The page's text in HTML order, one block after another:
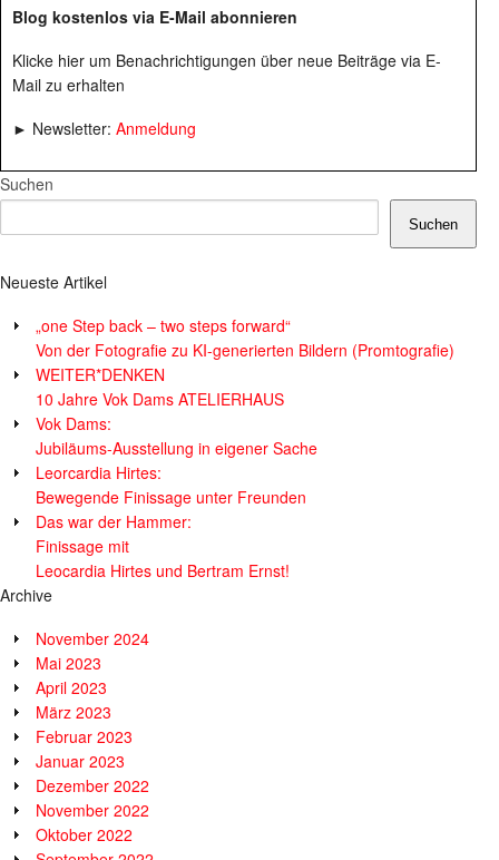
Blog kostenlos via E-Mail abonnieren
Klicke hier um Benachrichtigungen über neue Beiträge via E-
Mail zu erhalten
► Newsletter: Anmeldung
Suchen
Suchen
Neueste Artikel
„one Step back – two steps forward“
Von der Fotografie zu KI-generierten Bildern (Promtografie)
WEITER*DENKEN
10 Jahre Vok Dams ATELIERHAUS
Vok Dams:
Jubiläums-Ausstellung in eigener Sache
Leorcardia Hirtes:
Bewegende Finissage unter Freunden
Das war der Hammer:
Finissage mit
Leocardia Hirtes und Bertram Ernst!
Archive
November 2024
Mai 2023
April 2023
März 2023
Februar 2023
Januar 2023
Dezember 2022
November 2022
Oktober 2022